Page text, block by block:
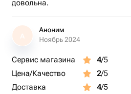
довольна.
А
Аноним
Ноябрь 2024
Сервис магазина 4/5
Цена/Качество
2/5
Доставка
4/5